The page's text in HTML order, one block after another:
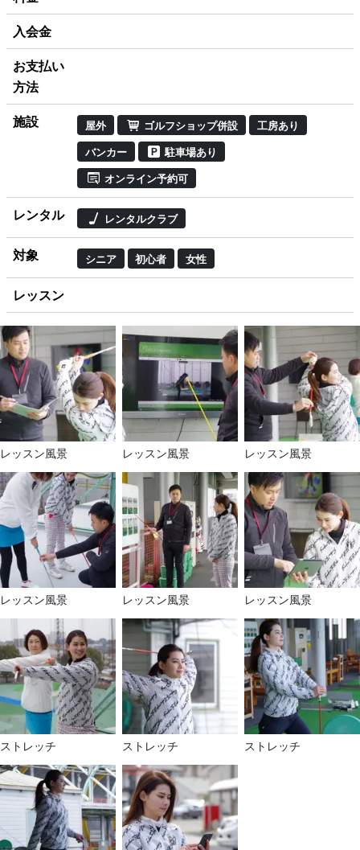
入会金
お支払い
方法
施設 屋外 ゴルフショップ併設 工房あり
バンカー 駐車場あり
オンライン予約可
レンタル レンタルクラブ
対象 シニア 初心者 女性
レッスン
レッスン風景 レッスン風景 レッスン風景
レッスン風景 レッスン風景 レッスン風景
ストレッチ ストレッチ ストレッチ